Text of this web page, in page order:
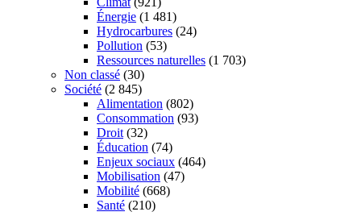
Énergie (1 481)
Hydrocarbures (24)
Pollution (53)
Ressources naturelles (1 703)
Non classé (30)
Société (2 845)
Alimentation (802)
Consommation (93)
Droit (32)
Éducation (74)
Enjeux sociaux (464)
Mobilisation (47)
Mobilité (668)
Santé (210)